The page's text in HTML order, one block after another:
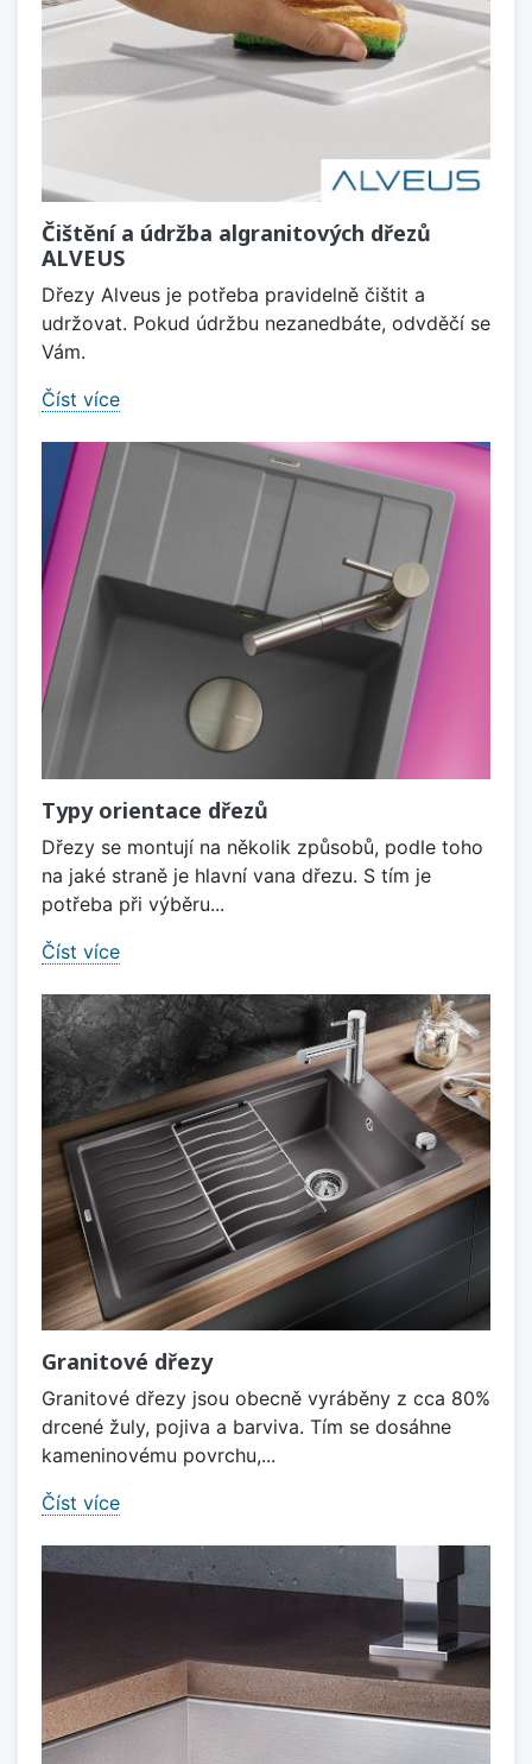
Čištění a údržba algranitových dřezů
ALVEUS
Dřezy Alveus je potřeba pravidelně čištit a
udržovat. Pokud údržbu nezanedbáte, odvděčí se
Vám.
Číst více
Typy orientace dřezů
Dřezy se montují na několik způsobů, podle toho
na jaké straně je hlavní vana dřezu. S tím je
potřeba při výběru...
Číst více
Granitové dřezy
Granitové dřezy jsou obecně vyráběny z cca 80%
drcené žuly, pojiva a barviva. Tím se dosáhne
kameninovému povrchu,...
Číst více